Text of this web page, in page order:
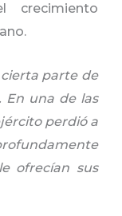
crecimiento
parte de
En una de las
perdió a
ofrecían sus